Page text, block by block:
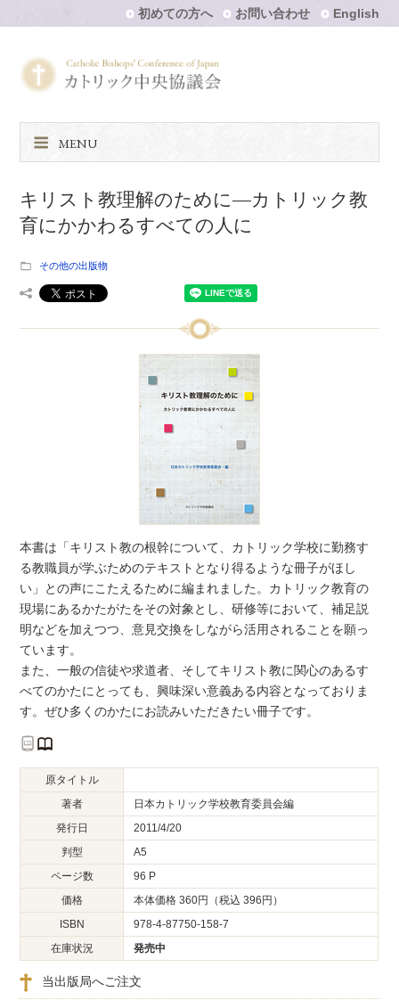
初めての方へ お問い合わせ English
MENU
キリスト教理解のために―カトリック教
育にかかわるすべての人に
その他の出版物
本書は「キリスト教の根幹について、カトリック学校に勤務す
る教職員が学ぶためのテキストとなり得るような冊子がほし
い」との声にこたえるために編まれました。カトリック教育の
現場にあるかたがたをその対象とし、研修等において、補足説
明などを加えつつ、意見交換をしながら活用されることを願っ
ています。
また、一般の信徒や求道者、そしてキリスト教に関心のあるす
べてのかたにとっても、興味深い意義ある内容となっておりま
す。ぜひ多くのかたにお読みいただきたい冊子です。
原タイトル
著者
日本カトリック学校教育委員会編
発行日
2011/4/20
判型
A5
ページ数
96 P
価格
本体価格 360円（税込 396円）
ISBN
978-4-87750-158-7
在庫状況
発売中
当出版局へご注文